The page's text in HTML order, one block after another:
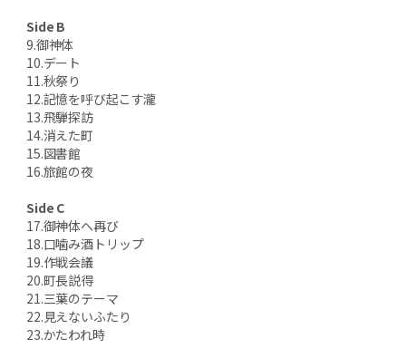
Side B
9.御神体
10.デート
11.秋祭り
12.記憶を呼び起こす瀧
13.飛騨探訪
14.消えた町
15.図書館
16.旅館の夜
Side C
17.御神体へ再び
18.口噛み酒トリップ
19.作戦会議
20.町長説得
21.三葉のテーマ
22.見えないふたり
23.かたわれ時